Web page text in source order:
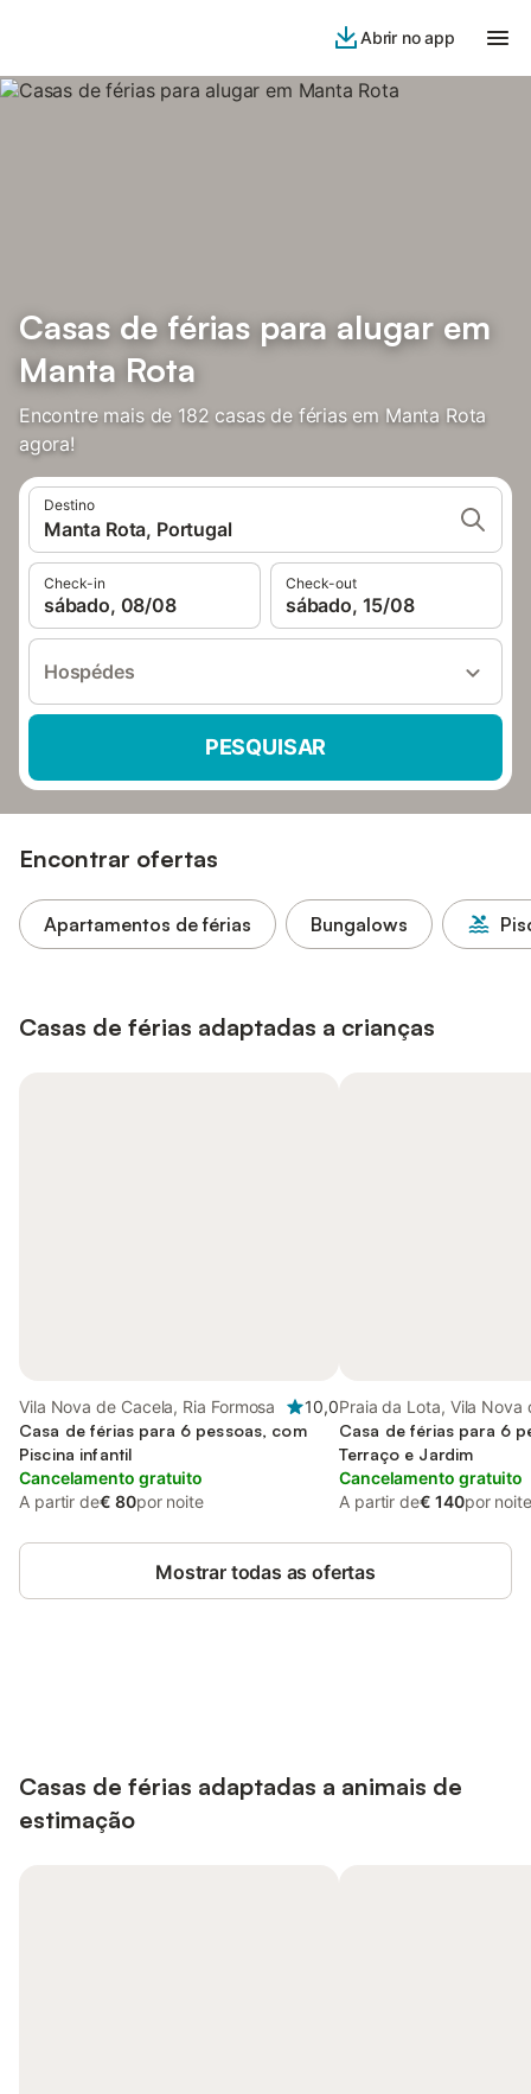
Abrir no app
Casas de férias para alugar em
Manta Rota
Encontre mais de 182 casas de férias em Manta Rota
agora!
Destino
Manta Rota, Portugal
Check-in
sábado, 08/08
Check-out
sábado, 15/08
Hospédes
PESQUISAR
Encontrar ofertas
Apartamentos de férias Bungalows
Casas de férias adaptadas a crianças
Vila Nova de Cacela, Ria Formosa
10,0
Casa de férias para 6 pessoas, com
Piscina infantil
Cancelamento gratuito
A partir de€ 80por noite
Praia da Lota, Vila Nova
Casa de férias para 6
Terraço e Jardim
Cancelamento gratuito
A partir de€ 140por noite
Mostrar todas as ofertas
Casas de férias adaptadas a animais de
estimação